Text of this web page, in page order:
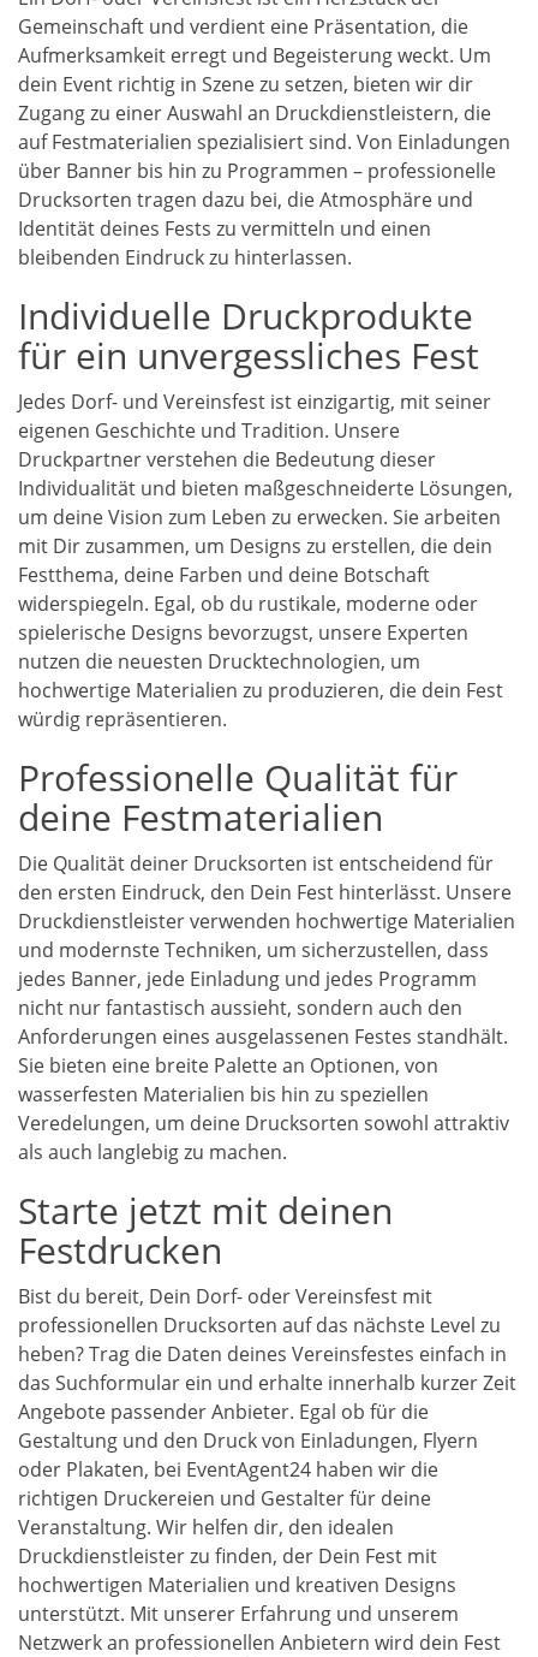
Gemeinschaft und verdient eine Präsentation, die
Aufmerksamkeit erregt und Begeisterung weckt. Um
dein Event richtig in Szene zu setzen, bieten wir dir
Zugang zu einer Auswahl an Druckdienstleistern, die
auf Festmaterialien spezialisiert sind. Von Einladungen
über Banner bis hin zu Programmen – professionelle
Drucksorten tragen dazu bei, die Atmosphäre und
Identität deines Fests zu vermitteln und einen
bleibenden Eindruck zu hinterlassen.
Individuelle Druckprodukte
für ein unvergessliches Fest
Jedes Dorf- und Vereinsfest ist einzigartig, mit seiner
eigenen Geschichte und Tradition. Unsere
Druckpartner verstehen die Bedeutung dieser
Individualität und bieten maßgeschneiderte Lösungen,
um deine Vision zum Leben zu erwecken. Sie arbeiten
mit Dir zusammen, um Designs zu erstellen, die dein
Festthema, deine Farben und deine Botschaft
widerspiegeln. Egal, ob du rustikale, moderne oder
spielerische Designs bevorzugst, unsere Experten
nutzen die neuesten Drucktechnologien, um
hochwertige Materialien zu produzieren, die dein Fest
würdig repräsentieren.
Professionelle Qualität für
deine Festmaterialien
Die Qualität deiner Drucksorten ist entscheidend für
den ersten Eindruck, den Dein Fest hinterlässt. Unsere
Druckdienstleister verwenden hochwertige Materialien
und modernste Techniken, um sicherzustellen, dass
jedes Banner, jede Einladung und jedes Programm
nicht nur fantastisch aussieht, sondern auch den
Anforderungen eines ausgelassenen Festes standhält.
Sie bieten eine breite Palette an Optionen, von
wasserfesten Materialien bis hin zu speziellen
Veredelungen, um deine Drucksorten sowohl attraktiv
als auch langlebig zu machen.
Starte jetzt mit deinen
Festdrucken
Bist du bereit, Dein Dorf- oder Vereinsfest mit
professionellen Drucksorten auf das nächste Level zu
heben? Trag die Daten deines Vereinsfestes einfach in
das Suchformular ein und erhalte innerhalb kurzer Zeit
Angebote passender Anbieter. Egal ob für die
Gestaltung und den Druck von Einladungen, Flyern
oder Plakaten, bei EventAgent24 haben wir die
richtigen Druckereien und Gestalter für deine
Veranstaltung. Wir helfen dir, den idealen
Druckdienstleister zu finden, der Dein Fest mit
hochwertigen Materialien und kreativen Designs
unterstützt. Mit unserer Erfahrung und unserem
Netzwerk an professionellen Anbietern wird dein Fest